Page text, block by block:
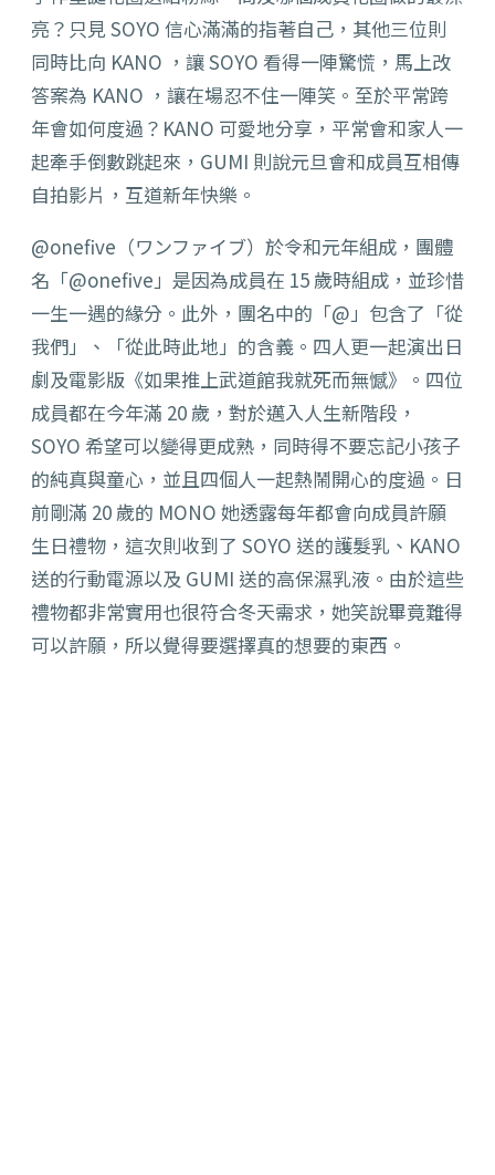
亮？只見 SOYO 信心滿滿的指著自己，其他三位則
同時比向 KANO ，讓 SOYO 看得一陣驚慌，馬上改
答案為 KANO ，讓在場忍不住一陣笑。至於平常跨
年會如何度過？KANO 可愛地分享，平常會和家人一
起牽手倒數跳起來，GUMI 則說元旦會和成員互相傳
自拍影片，互道新年快樂。
@onefive（ワンファイブ）於令和元年組成，團體
名「@onefive」是因為成員在 15 歲時組成，並珍惜
一生一遇的緣分。此外，團名中的「@」包含了「從
我們」、「從此時此地」的含義。四人更一起演出日
劇及電影版《如果推上武道館我就死而無憾》。四位
成員都在今年滿 20 歲，對於邁入人生新階段，
SOYO 希望可以變得更成熟，同時得不要忘記小孩子
的純真與童心，並且四個人一起熱鬧開心的度過。日
前剛滿 20 歲的 MONO 她透露每年都會向成員許願
生日禮物，這次則收到了 SOYO 送的護髮乳、KANO
送的行動電源以及 GUMI 送的高保濕乳液。由於這些
禮物都非常實用也很符合冬天需求，她笑說畢竟難得
可以許願，所以覺得要選擇真的想要的東西。